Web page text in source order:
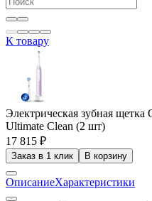
К товару
Электрическая зубная щетка
Ultimate Clean (2 шт)
17 815 ₽
Заказ в 1 клик В корзину
ОписаниеХарактеристики